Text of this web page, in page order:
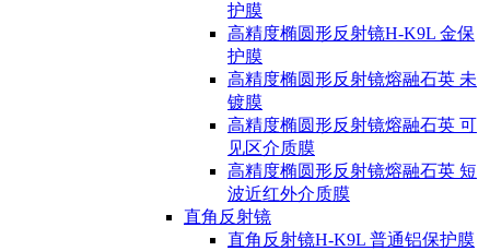
护膜
高精度椭圆形反射镜H-K9L 金保
护膜
高精度椭圆形反射镜熔融石英 未
镀膜
高精度椭圆形反射镜熔融石英 可
见区介质膜
高精度椭圆形反射镜熔融石英 短
波近红外介质膜
直角反射镜
直角反射镜H-K9L 普通铝保护膜